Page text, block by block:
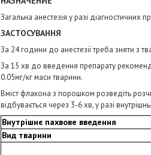
Загальна анестезія у разі діагностичних
ЗАСТОСУВАННЯ
За 24 години до анестезії треба зняти з
За 15 хв до введення препарату
0.05мг/кг маси тварини.
Вміст флакона з порошком розведіть
відбувається через 3-6 хв, у разі
Внутрішнє пахвове введення
Вид тварини